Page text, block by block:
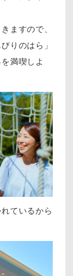
ますので、
りのはら」
満喫しよ
ているから